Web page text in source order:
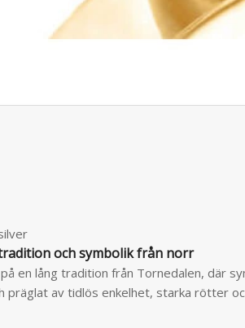
och symbolik från norr
en lång tradition från Tornedalen, där
präglat av tidlös enkelhet, starka rötter